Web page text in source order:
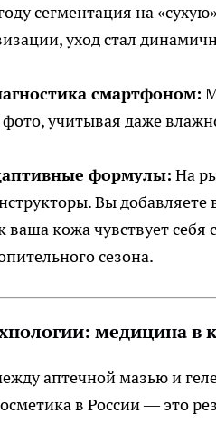
сегментация на
уход стал
смартфоном:
учитывая даже
формулы: На
Вы добавляете
ваша кожа чувствует
сезона.
медицина в
аптечной мазью и
в России — это